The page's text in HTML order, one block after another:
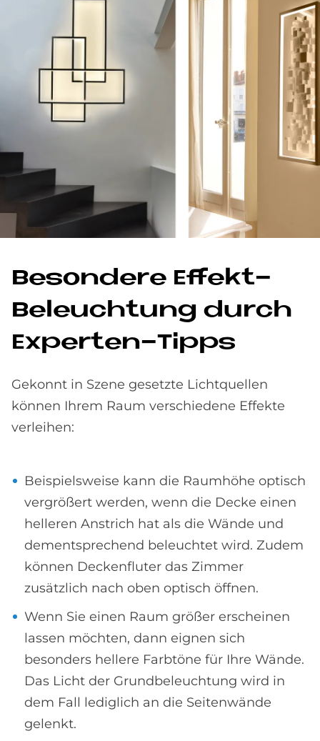
Be­son­de­re Ef­fe­kt-
Be­leuch­tung durch
Ex­per­ten-Tipps
Gekonnt in Szene gesetzte Lichtquellen
können Ihrem Raum verschiedene Effekte
verleihen:
Beispielsweise kann die Raumhöhe optisch
vergrößert werden, wenn die Decke einen
helleren Anstrich hat als die Wände und
dementsprechend beleuchtet wird. Zudem
können Deckenfluter das Zimmer
zusätzlich nach oben optisch öffnen.
Wenn Sie einen Raum größer erscheinen
lassen möchten, dann eignen sich
besonders hellere Farbtöne für Ihre Wände.
Das Licht der Grundbeleuchtung wird in
dem Fall lediglich an die Seitenwände
gelenkt.